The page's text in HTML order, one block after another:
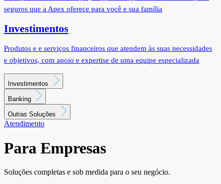
seguros que a Apex oferece para você e sua família
Investimentos
Produtos e e serviços financeiros que atendem às suas necessidades
e objetivos, com apoio e expertise de uma equipe especializada
Investimentos
Banking
Outras Soluções
Atendimento
Para Empresas
Soluções completas e sob medida para o seu negócio.